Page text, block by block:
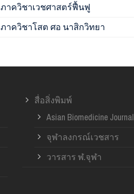
ภาควิชาเวชศาสตร์ฟื้นฟู
ภาควิชาโสต ศอ นาสิกวิทยา
สื่อสิ่งพิมพ์
Asian Biomedicine Journal
จุฬาลงกรณ์เวชสาร
วารสาร ฬ.จุฬา